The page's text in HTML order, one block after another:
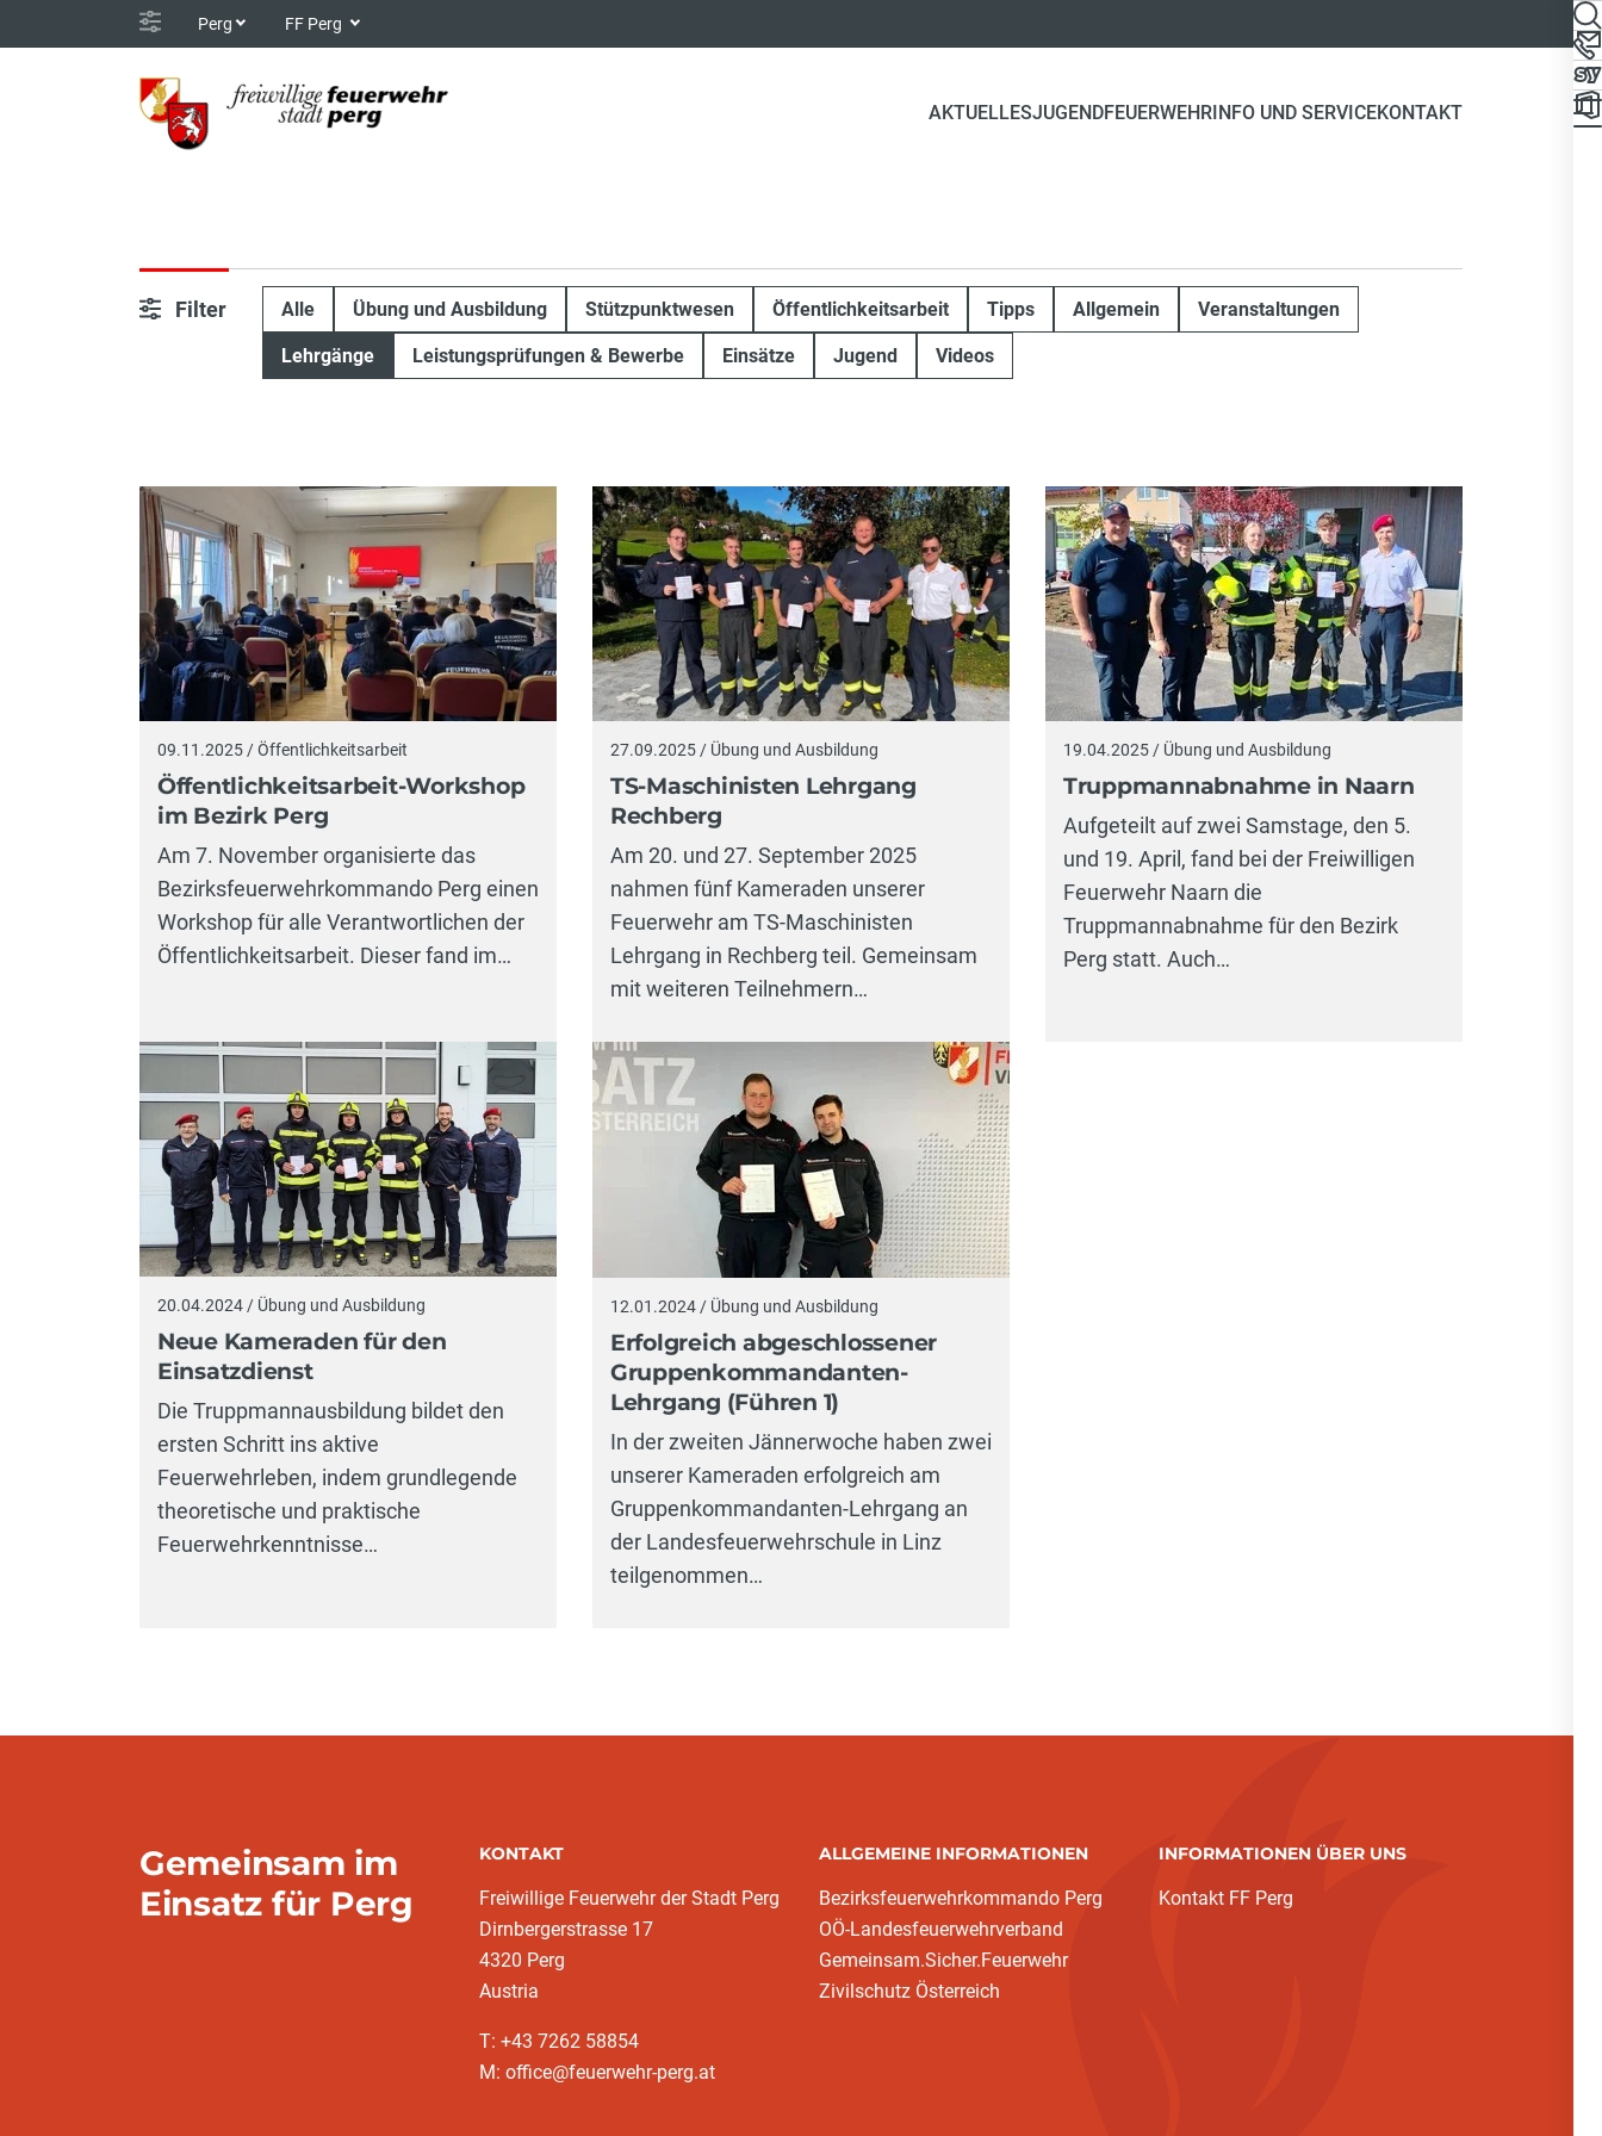
Perg FF Perg
AKTUELLESJUGENDFEUERWEHRINFO UND SERVICEKONTAKT
Filter Alle Übung und Ausbildung Stützpunktwesen Öffentlichkeitsarbeit Tipps Allgemein Veranstaltungen
Lehrgänge Leistungsprüfungen & Bewerbe Einsätze Jugend Videos
09.11.2025 / Öffentlichkeitsarbeit
Öffentlichkeitsarbeit-Workshop
im Bezirk Perg
Am 7. November organisierte das
Bezirksfeuerwehrkommando Perg einen
Workshop für alle Verantwortlichen der
Öffentlichkeitsarbeit. Dieser fand im…
27.09.2025 / Übung und Ausbildung
TS-Maschinisten Lehrgang
Rechberg
Am 20. und 27. September 2025
nahmen fünf Kameraden unserer
Feuerwehr am TS-Maschinisten
Lehrgang in Rechberg teil. Gemeinsam
mit weiteren Teilnehmern…
19.04.2025 / Übung und Ausbildung
Truppmannabnahme in Naarn
Aufgeteilt auf zwei Samstage, den 5.
und 19. April, fand bei der Freiwilligen
Feuerwehr Naarn die
Truppmannabnahme für den Bezirk
Perg statt. Auch…
20.04.2024 / Übung und Ausbildung
Neue Kameraden für den
Einsatzdienst
Die Truppmannausbildung bildet den
ersten Schritt ins aktive
Feuerwehrleben, indem grundlegende
theoretische und praktische
Feuerwehrkenntnisse…
12.01.2024 / Übung und Ausbildung
Erfolgreich abgeschlossener
Gruppenkommandanten-
Lehrgang (Führen 1)
In der zweiten Jännerwoche haben zwei
unserer Kameraden erfolgreich am
Gruppenkommandanten-Lehrgang an
der Landesfeuerwehrschule in Linz
teilgenommen…
Gemeinsam im
Einsatz für Perg
KONTAKT
Freiwillige Feuerwehr der Stadt Perg
Dirnbergerstrasse 17
4320 Perg
Austria
T: +43 7262 58854
M: office@feuerwehr-perg.at
ALLGEMEINE INFORMATIONEN
Bezirksfeuerwehrkommando Perg
OÖ-Landesfeuerwehrverband
Gemeinsam.Sicher.Feuerwehr
Zivilschutz Österreich
INFORMATIONEN ÜBER UNS
Kontakt FF Perg